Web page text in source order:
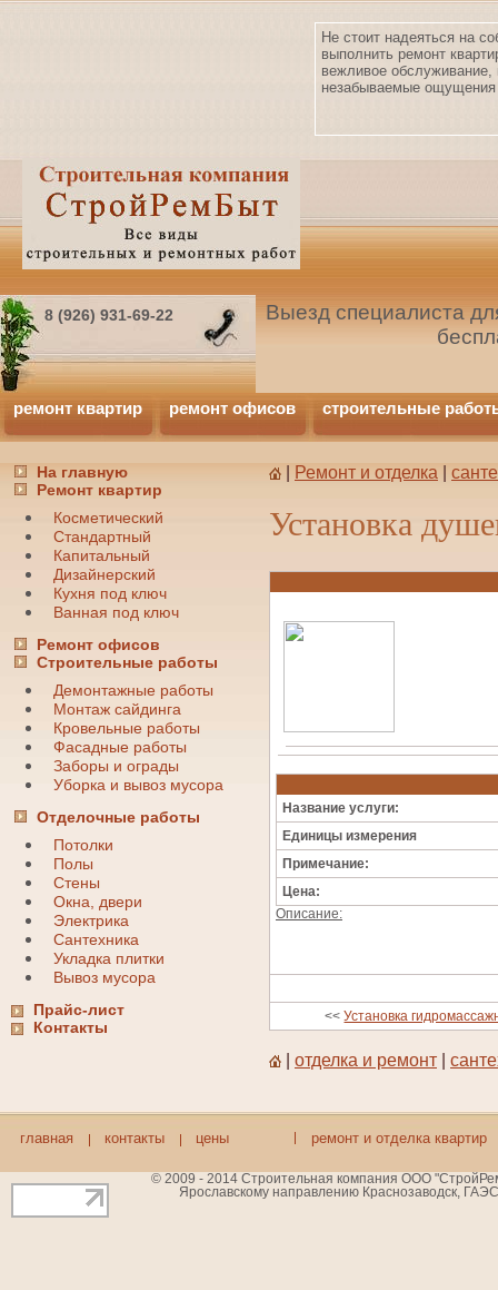
Не стоит надеяться на
выполнить ремонт
вежливое обслуживание,
незабываемые ощущения
8 (926) 931-69-22
Выезд специалиста
ремонт квартир ремонт офисов строительные
На главную
Ремонт квартир
Косметический
Стандартный
Капитальный
Дизайнерский
Кухня под ключ
Ванная под ключ
Ремонт офисов
Строительные работы
Демонтажные работы
Монтаж сайдинга
Кровельные работы
Фасадные работы
Заборы и ограды
Уборка и вывоз мусора
Отделочные работы
Потолки
Полы
Стены
Окна, двери
Электрика
Сантехника
Укладка плитки
Вывоз мусора
Прайс-лист
Контакты
Ремонт и отделка
Установка
Название услуги:
Единицы измерения
Примечание:
Цена:
Описание:
<<Установка
отделка и ремонт
главная контакты цены ремонт и отделка квартир
© 2009 - 2014 Строительная компания ООО
Ярославскому направлению Краснозаводск,